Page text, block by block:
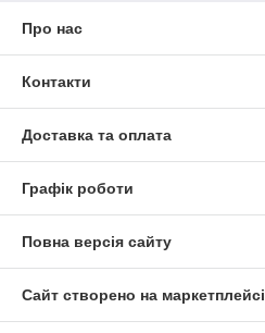
Про нас
Контакти
Доставка та оплата
Графік роботи
Повна версія сайту
Сайт створено на маркетплейсі